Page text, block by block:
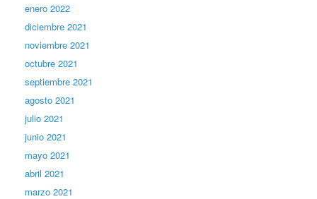
enero 2022
diciembre 2021
noviembre 2021
octubre 2021
septiembre 2021
agosto 2021
julio 2021
junio 2021
mayo 2021
abril 2021
marzo 2021